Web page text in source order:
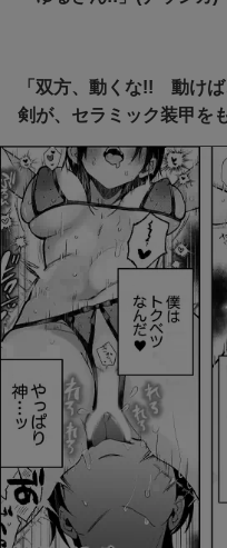
「双方、動くな!! 動け
剣が、セラミック装甲を